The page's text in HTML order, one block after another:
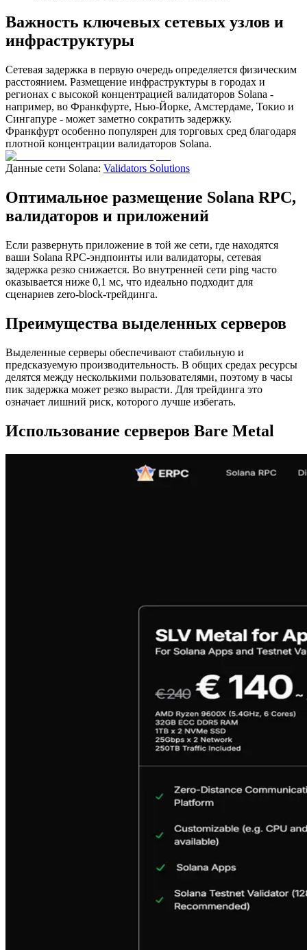
Важность ключевых сетевых узлов и
инфраструктуры
Сетевая задержка в первую очередь определяется физическим
расстоянием. Размещение инфраструктуры в городах и
регионах с высокой концентрацией валидаторов Solana -
например, во Франкфурте, Нью-Йорке, Амстердаме, Токио и
Сингапуре - может заметно сократить задержку.
Франкфурт особенно популярен для торговых сред благодаря
плотной концентрации валидаторов Solana.
Данные сети Solana: Validators Solutions
Оптимальное размещение Solana RPC,
валидаторов и приложений
Если развернуть приложение в той же сети, где находятся
ваши Solana RPC-эндпоинты или валидаторы, сетевая
задержка резко снижается. Во внутренней сети ping часто
оказывается ниже 0,1 мс, что идеально подходит для
сценариев zero-block-трейдинга.
Преимущества выделенных серверов
Выделенные серверы обеспечивают стабильную и
предсказуемую производительность. В общих средах ресурсы
делятся между несколькими пользователями, поэтому в часы
пик задержка может резко вырасти. Для трейдинга это
означает лишний риск, которого лучше избегать.
Использование серверов Bare Metal